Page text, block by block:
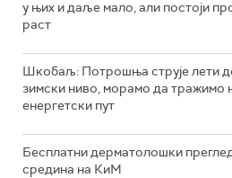
у њих и даље мало, али постоји
раст
Шкобаљ: Потрошња струје лети
зимски ниво, морамо да тражимо
енергетски пут
Бесплатни дерматолошки
средина на КиМ